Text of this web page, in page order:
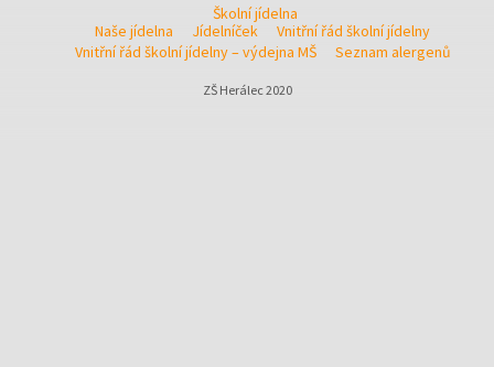
Školní jídelna
Naše jídelna
Jídelníček
Vnitřní řád školní jídelny
Vnitřní řád školní jídelny – výdejna MŠ
Seznam alergenů
ZŠ Herálec 2020